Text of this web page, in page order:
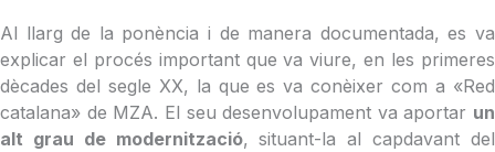
Al llarg de la ponència i de manera documentada, es va
explicar el procés important que va viure, en les primeres
dècades del segle XX, la que es va conèixer com a «Red
catalana» de MZA. El seu desenvolupament va aportar un
alt grau de modernització, situant-la al capdavant del